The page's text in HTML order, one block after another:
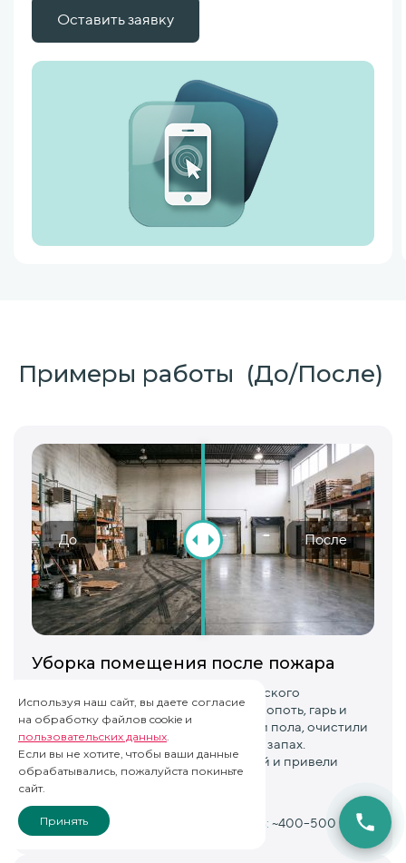
Оставить заявку
Примеры работы (До/После)
До После
Уборка помещения после пожара
Провели комплексную уборку складского
помещения после пожара. Удалили копоть, гарь и
следы задымления со стен, потолка и пола, очистили
въевшиеся загрязнения и устранили запах.
Восстановили чистоту поверхностей и привели
помещение в порядок.
Сроки:2–3 дня Площадь: ~400–500 м²
Используя наш сайт, вы даете согласие
на обработку файлов cookie и
пользовательских данных.
Если вы не хотите, чтобы ваши данные
обрабатывались, пожалуйста покиньте
сайт.
Принять